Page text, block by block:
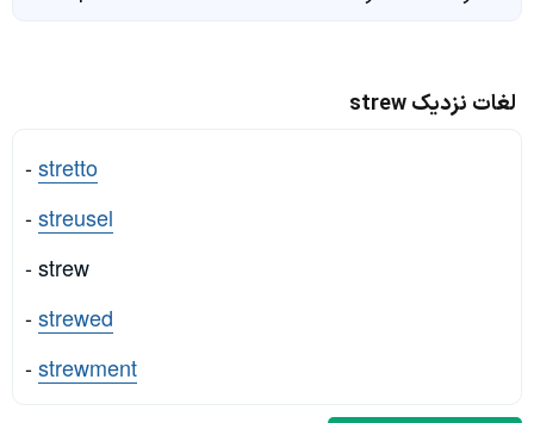
لغات نزدیک strew
-stretto
-streusel
- strew
-strewed
-strewment